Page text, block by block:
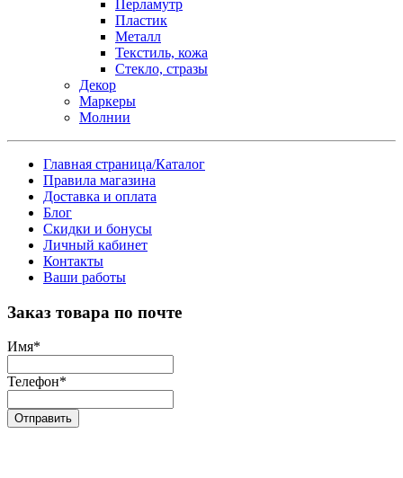
Перламутр
Пластик
Металл
Текстиль, кожа
Стекло, стразы
Декор
Маркеры
Молнии
Главная страница/Каталог
Правила магазина
Доставка и оплата
Блог
Скидки и бонусы
Личный кабинет
Контакты
Ваши работы
Заказ товара по почте
Имя*
Телефон*
Отправить